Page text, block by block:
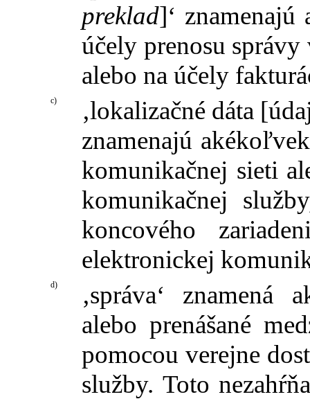
preklad]‘ znamenajú
účely prenosu
alebo na účely
c)
‚lokalizačné dáta
znamenajú
komunikačnej sieti
komunikačnej
koncového
elektronickej
d)
‚správa‘ znamená
alebo prenášané
pomocou verejne
služby. Toto